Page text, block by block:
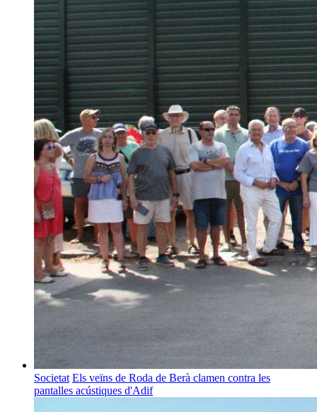
Societat Els veïns de Roda de Berà clamen contra les
pantalles acústiques d'Adif